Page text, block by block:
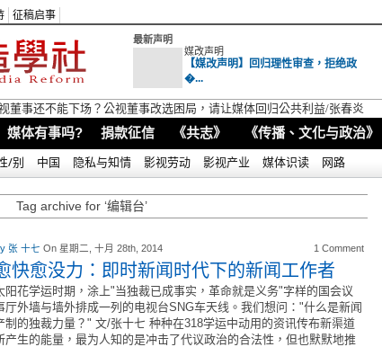
征稿启事
最新声明
媒改声明
【媒改声明】回归理性审查，拒绝政
�...
董事还不能下场？公视董事改选困局，请让媒体回归公共利益/张春炎
媒体有事吗? 捐款征信 《共志》 《传播、文化与政治》
/别 中国 隐私与知情 影视劳动 影视产业 媒体识读 网路
Tag archive for ‘编辑台’
张 十七 On 星期二, 十月 28th, 2014 1 Comment
快愈没力：即时新闻时代下的新闻工作者
阳花学运时期，涂上"当独裁已成事实，革命就是义务"字样的国会议
厅外墙与墙外排成一列的电视台SNG车天线。我们想问："什么是新闻
制的独裁力量？" 文/张十七 种种在318学运中动用的资讯传布新渠道
产生的能量，最为人知的是冲击了代议政治的合法性，但也默默地推